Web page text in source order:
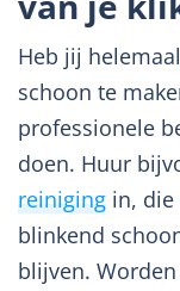
Heb jij
schoon te
professionele
doen. Huur
reiniging in, die
blinkend
blijven.